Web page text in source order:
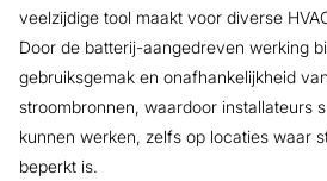
veelzijdige tool maakt voor diverse
Door de batterij-aangedreven werking
gebruiksgemak en onafhankelijkheid
stroombronnen, waardoor installateurs
kunnen werken, zelfs op locaties waar
beperkt is.